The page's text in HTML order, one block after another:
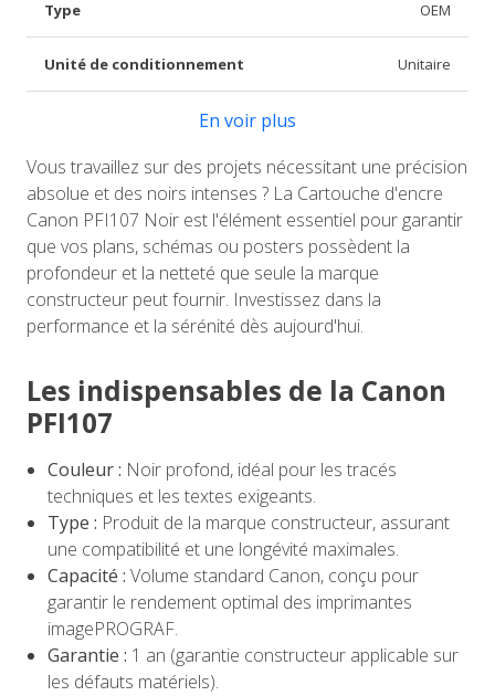
Type OEM
Unité de conditionnement Unitaire
En voir plus
Vous travaillez sur des projets nécessitant une précision
absolue et des noirs intenses ? La Cartouche d'encre
Canon PFI107 Noir est l'élément essentiel pour garantir
que vos plans, schémas ou posters possèdent la
profondeur et la netteté que seule la marque
constructeur peut fournir. Investissez dans la
performance et la sérénité dès aujourd'hui.
Les indispensables de la Canon
PFI107
Couleur : Noir profond, idéal pour les tracés
techniques et les textes exigeants.
Type : Produit de la marque constructeur, assurant
une compatibilité et une longévité maximales.
Capacité : Volume standard Canon, conçu pour
garantir le rendement optimal des imprimantes
imagePROGRAF.
Garantie : 1 an (garantie constructeur applicable sur
les défauts matériels).